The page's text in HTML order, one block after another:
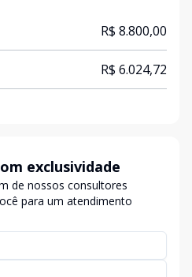
R$ 8.800,00
R$ 6.024,72
exclusividade
de nossos consultores
para um atendimento